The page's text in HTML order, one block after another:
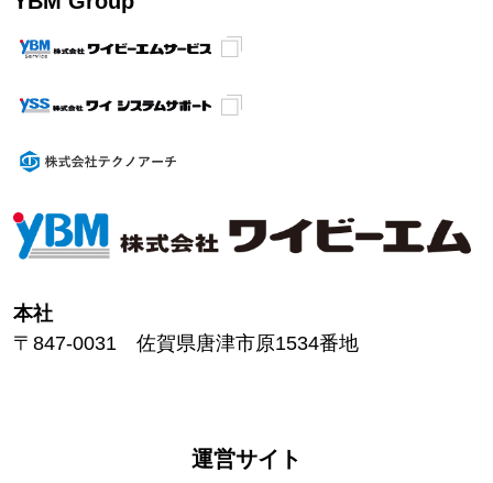
本社
〒847-0031 佐賀県唐津市原1534番地
運営サイト